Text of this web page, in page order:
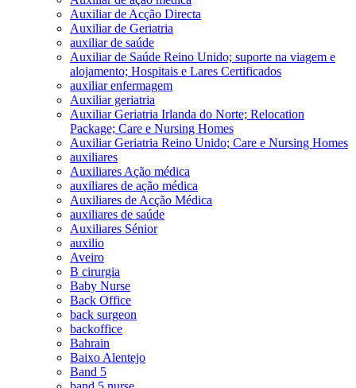
Auxiliar de Acção Directa
Auxiliar de Geriatria
auxiliar de saúde
Auxiliar de Saúde Reino Unido; suporte na viagem e
alojamento; Hospitais e Lares Certificados
auxiliar enfermagem
Auxiliar geriatria
Auxiliar Geriatria Irlanda do Norte; Relocation
Package; Care e Nursing Homes
Auxiliar Geriatria Reino Unido; Care e Nursing Homes
auxiliares
Auxiliares Ação médica
auxiliares de ação médica
Auxiliares de Acção Médica
auxiliares de saúde
Auxiliares Sénior
auxilio
Aveiro
B cirurgia
Baby Nurse
Back Office
back surgeon
backoffice
Bahrain
Baixo Alentejo
Band 5